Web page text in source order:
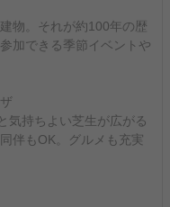
物。それが約100年の歴
加できる季節イベントや
気持ちよい芝生が広がる
伴もOK。グルメも充実